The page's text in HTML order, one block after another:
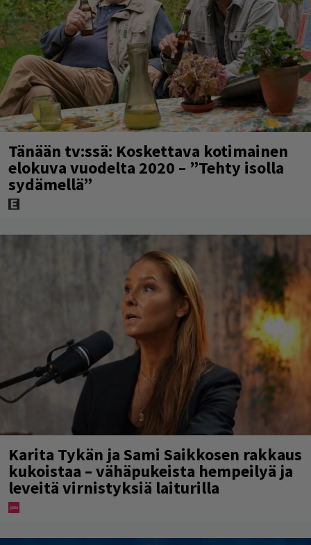
Tänään tv:ssä: Koskettava kotimainen
elokuva vuodelta 2020 – ”Tehty isolla
sydämellä”
Karita Tykän ja Sami Saikkosen rakkaus
kukoistaa – vähäpukeista hempeilyä ja
leveitä virnistyksiä laiturilla